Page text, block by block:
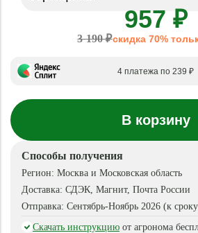
957 ₽
3 190 ₽скидка 70%
4 платежа по 239 ₽
В корзину
Способы получения
Регион: Москва и Московская область
Доставка: СДЭК, Магнит, Почта России
Отправка: Сентябрь-Ноябрь 2026 (к
Скачать инструкцию от агронома